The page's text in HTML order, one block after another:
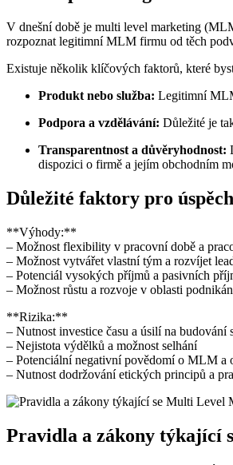
V⁢ dnešní době je multi level marketing
rozpoznat legitimní MLM firmu od​ těch
Existuje několik klíčových faktorů, které
Produkt⁤ nebo služba: Legitimní⁢
Podpora ‍a vzdělávání: Důležité je
Transparentnost a důvěryhodnost:
dispozici o firmě a jejím obchodním
Důležité faktory pro
**Výhody:**
– ⁣Možnost flexibility v pracovní době a
– Možnost vytvářet vlastní tým‌ a rozvíjet
– Potenciál vysokých příjmů a pasivních⁤
– Možnost růstu​ a rozvoje v ​oblasti
**Rizika:**
– Nutnost investice času a úsilí na budování
– ‍Nejistota výdělků a možnost selhání
– Potenciální negativní povědomí o MLM a
– Nutnost dodržování etických principů ‍a
Pravidla a zákony týkající